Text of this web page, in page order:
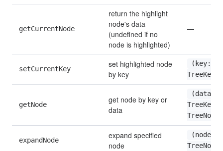
getCurrentNode
return the highlight
node's data
(undefined if no
node is highlighted)
—
setCurrentKey
set highlighted node
by key
(key:
TreeKey)
getNode
get node by key or
data
(data:
TreeKey |
expandNode
expand specified
node
(node:
TreeNode)